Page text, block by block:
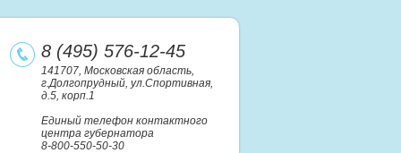
8 (495) 576-12-45
141707, Московская область,
г.Долгопрудный, ул.Спортивная,
д.5, корп.1
Единый телефон контактного
центра губернатора
8-800-550-50-30